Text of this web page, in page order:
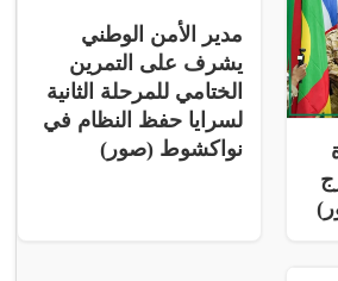
مدير الأمن الوطني
يشرف على التمرين
الختامي للمرحلة الثانية
لسرايا حفظ النظام في
نواكشوط (صور)